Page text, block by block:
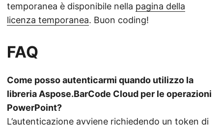
temporanea è disponibile nella pagina della
licenza temporanea. Buon coding!
FAQ
Come posso autenticarmi quando utilizzo la
libreria Aspose.BarCode Cloud per le operazioni
PowerPoint?
L’autenticazione avviene richiedendo un token di